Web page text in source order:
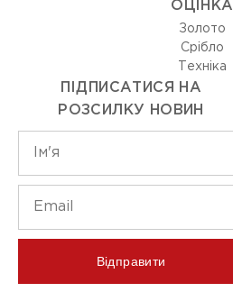
ОЦIНКА
Золото
Срiбло
Технiка
ПІДПИСАТИСЯ НА
РОЗСИЛКУ НОВИН
Відправити